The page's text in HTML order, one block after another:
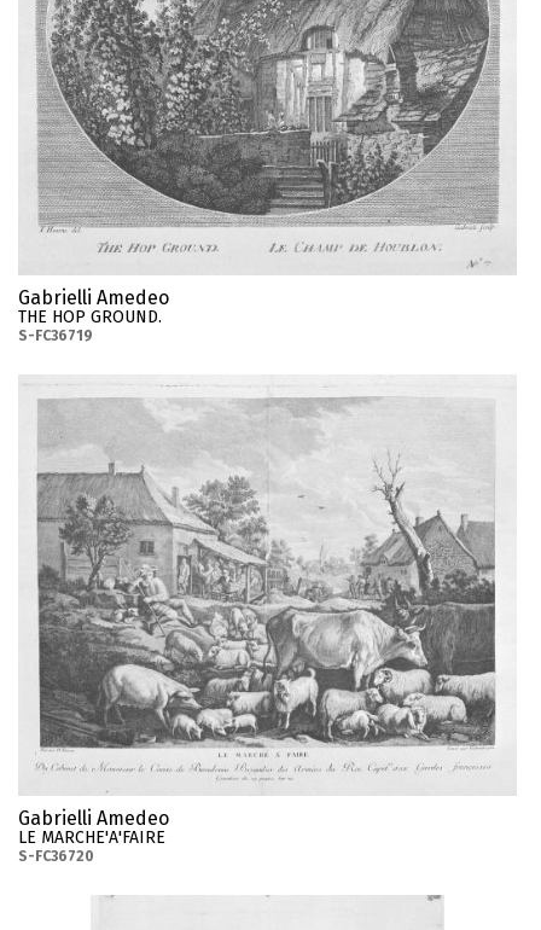
Gabrielli Amedeo
THE HOP GROUND.
S-FC36719
Gabrielli Amedeo
LE MARCHE'A'FAIRE
S-FC36720